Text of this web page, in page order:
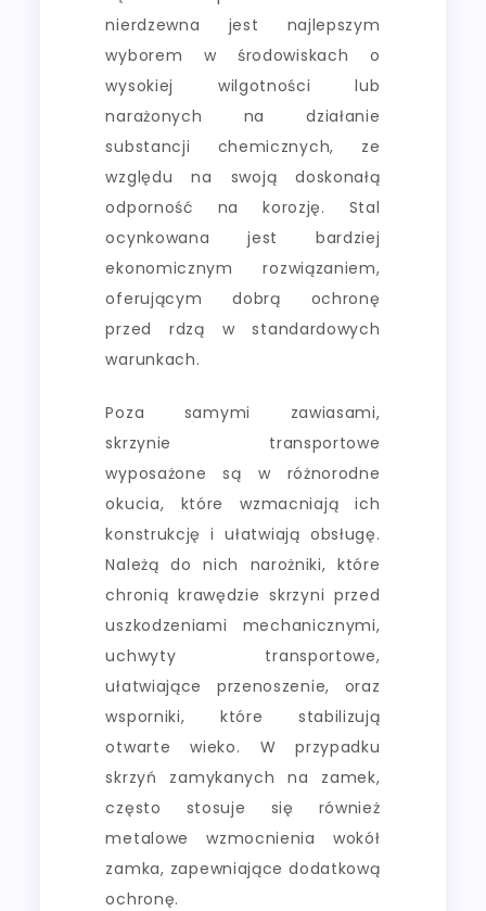
nierdzewna jest najlepszym
wyborem w środowiskach o
wysokiej wilgotności lub
narażonych na działanie
substancji chemicznych, ze
względu na swoją doskonałą
odporność na korozję. Stal
ocynkowana jest bardziej
ekonomicznym rozwiązaniem,
oferującym dobrą ochronę
przed rdzą w standardowych
warunkach.
Poza samymi zawiasami,
skrzynie transportowe
wyposażone są w różnorodne
okucia, które wzmacniają ich
konstrukcję i ułatwiają obsługę.
Należą do nich narożniki, które
chronią krawędzie skrzyni przed
uszkodzeniami mechanicznymi,
uchwyty transportowe,
ułatwiające przenoszenie, oraz
wsporniki, które stabilizują
otwarte wieko. W przypadku
skrzyń zamykanych na zamek,
często stosuje się również
metalowe wzmocnienia wokół
zamka, zapewniające dodatkową
ochronę.